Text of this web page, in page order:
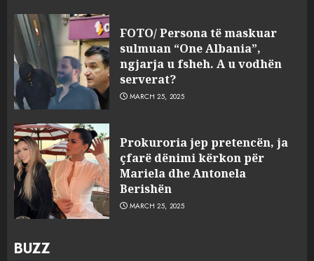
FOTO/ Persona të maskuar
sulmuan “One Albania”,
ngjarja u fsheh. A u vodhën
serverat?
MARCH 25, 2025
Prokuroria jep pretencën, ja
çfarë dënimi kërkon për
Mariela dhe Antonela
Berishën
MARCH 25, 2025
BUZZ